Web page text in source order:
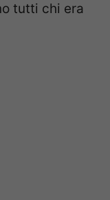
tutti chi era